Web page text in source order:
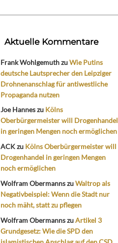
Aktuelle Kommentare
Frank WohlgemuthzuWie Putins
deutsche Lautsprecher den Leipziger
Drohnenanschlag für antiwestliche
Propaganda nutzen
Joe Hanneszu Kölns
Oberbürgermeister will Drogenhandel
in geringen Mengen noch ermöglichen
ACKzu Kölns Oberbürgermeister will
Drogenhandel in geringen Mengen
noch ermöglichen
Wolfram ObermannszuWaltrop als
Negativbeispiel: Wenn die Stadt nur
noch mäht, statt zu pflegen
Wolfram ObermannszuArtikel 3
Grundgesetz: Wie die SPD den